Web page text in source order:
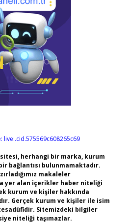
live:.cid.575569c608265c69
herhangi bir marka, kurum
bağlantısı bulunmamaktadır.
makaleler
yer alan içerikler haber niteliği
kurum ve kişiler hakkında
Gerçek kurum ve kişiler ile isim
Sitemizdeki bilgiler
niteliği taşımazlar.